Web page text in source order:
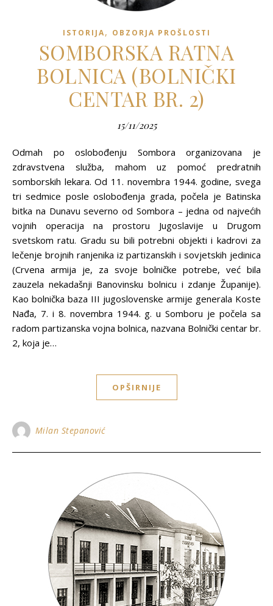
ISTORIJA, OBZORJA PROŠLOSTI
SOMBORSKA RATNA
BOLNICA (BOLNIČKI
CENTAR BR. 2)
15/11/2025
Odmah po oslobođenju Sombora organizovana je
zdravstvena služba, mahom uz pomoć predratnih
somborskih lekara. Od 11. novembra 1944. godine, svega
tri sedmice posle oslobođenja grada, počela je Batinska
bitka na Dunavu severno od Sombora – jedna od najvećih
vojnih operacija na prostoru Jugoslavije u Drugom
svetskom ratu. Gradu su bili potrebni objekti i kadrovi za
lečenje brojnih ranjenika iz partizanskih i sovjetskih jedinica
(Crvena armija je, za svoje bolničke potrebe, već bila
zauzela nekadašnji Banovinsku bolnicu i zdanje Županije).
Kao bolnička baza III jugoslovenske armije generala Koste
Nađa, 7. i 8. novembra 1944. g. u Somboru je počela sa
radom partizanska vojna bolnica, nazvana Bolnički centar br.
2, koja je…
OPŠIRNIJE
Milan Stepanović